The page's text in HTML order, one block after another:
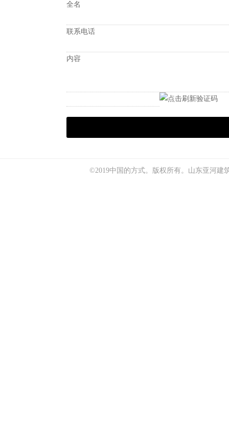
全名
联系电话
内容
©2019中国的方式。版权所有。 山东亚河建